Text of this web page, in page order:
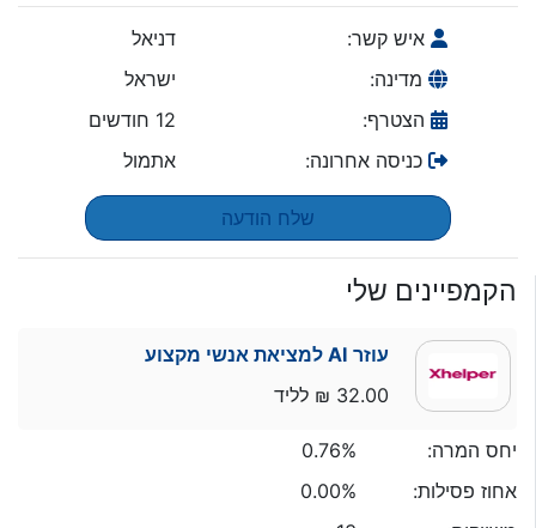
איש קשר:
דניאל
מדינה:
ישראל
הצטרף:
12 חודשים
כניסה אחרונה:
אתמול
שלח הודעה
הקמפיינים שלי
עוזר AI למציאת אנשי מקצוע
32.00 ₪ לליד
יחס המרה:
0.76%
אחוז פסילות:
0.00%